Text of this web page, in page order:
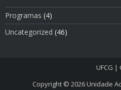
Programas (4)
Uncategorized (46)
UFCG |
Copyright © 2026Unidade